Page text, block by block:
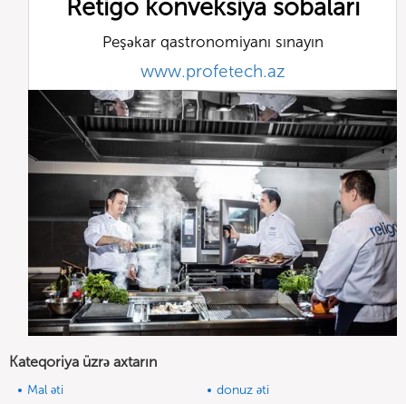
Retigo konveksiya sobaları
Peşəkar qastronomiyanı sınayın
www.profetech.az
Kateqoriya üzrə axtarın
Mal əti
donuz əti